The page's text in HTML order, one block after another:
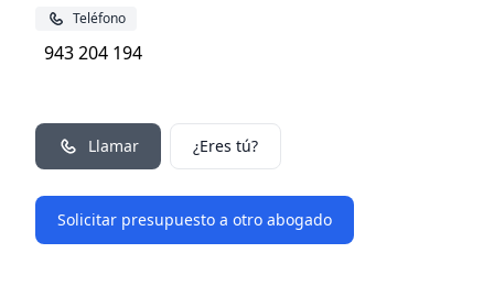
Teléfono
943 204 194
Llamar ¿Eres tú?
Solicitar presupuesto a otro abogado